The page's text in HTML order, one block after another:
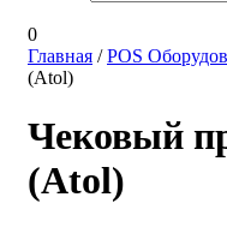
0
Главная /POS
(Atol)
Чековый
(Atol)